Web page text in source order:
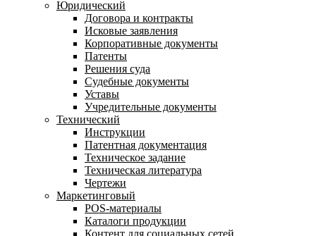
Юридический
Договора и контракты
Исковые заявления
Корпоративные документы
Патенты
Решения суда
Судебные документы
Уставы
Учредительные документы
Технический
Инструкции
Патентная документация
Техническое задание
Техническая литература
Чертежи
Маркетинговый
POS-материалы
Каталоги продукции
Контент для социальных сетей